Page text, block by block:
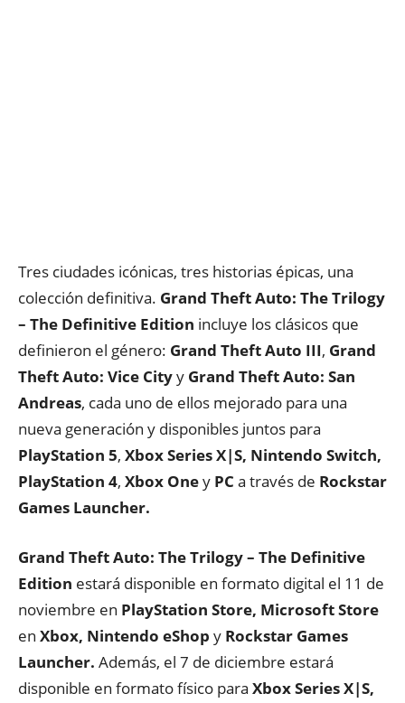
Tres ciudades icónicas, tres historias épicas, una
colección definitiva. Grand Theft Auto: The Trilogy
– The Definitive Edition incluye los clásicos que
definieron el género: Grand Theft Auto III, Grand
Theft Auto: Vice Cityy Grand Theft Auto: San
Andreas, cada uno de ellos mejorado para una
nueva generación y disponibles juntos para
PlayStation 5, Xbox Series X|S, Nintendo Switch,
PlayStation 4, Xbox Oney PC a través de Rockstar
Games Launcher.
Grand Theft Auto: The Trilogy – The Definitive
Edition estará disponible en formato digital el 11 de
noviembre en PlayStation Store, Microsoft Store
en Xbox, Nintendo eShop y Rockstar Games
Launcher. Además, el 7 de diciembre estará
disponible en formato físico para Xbox Series X|S,